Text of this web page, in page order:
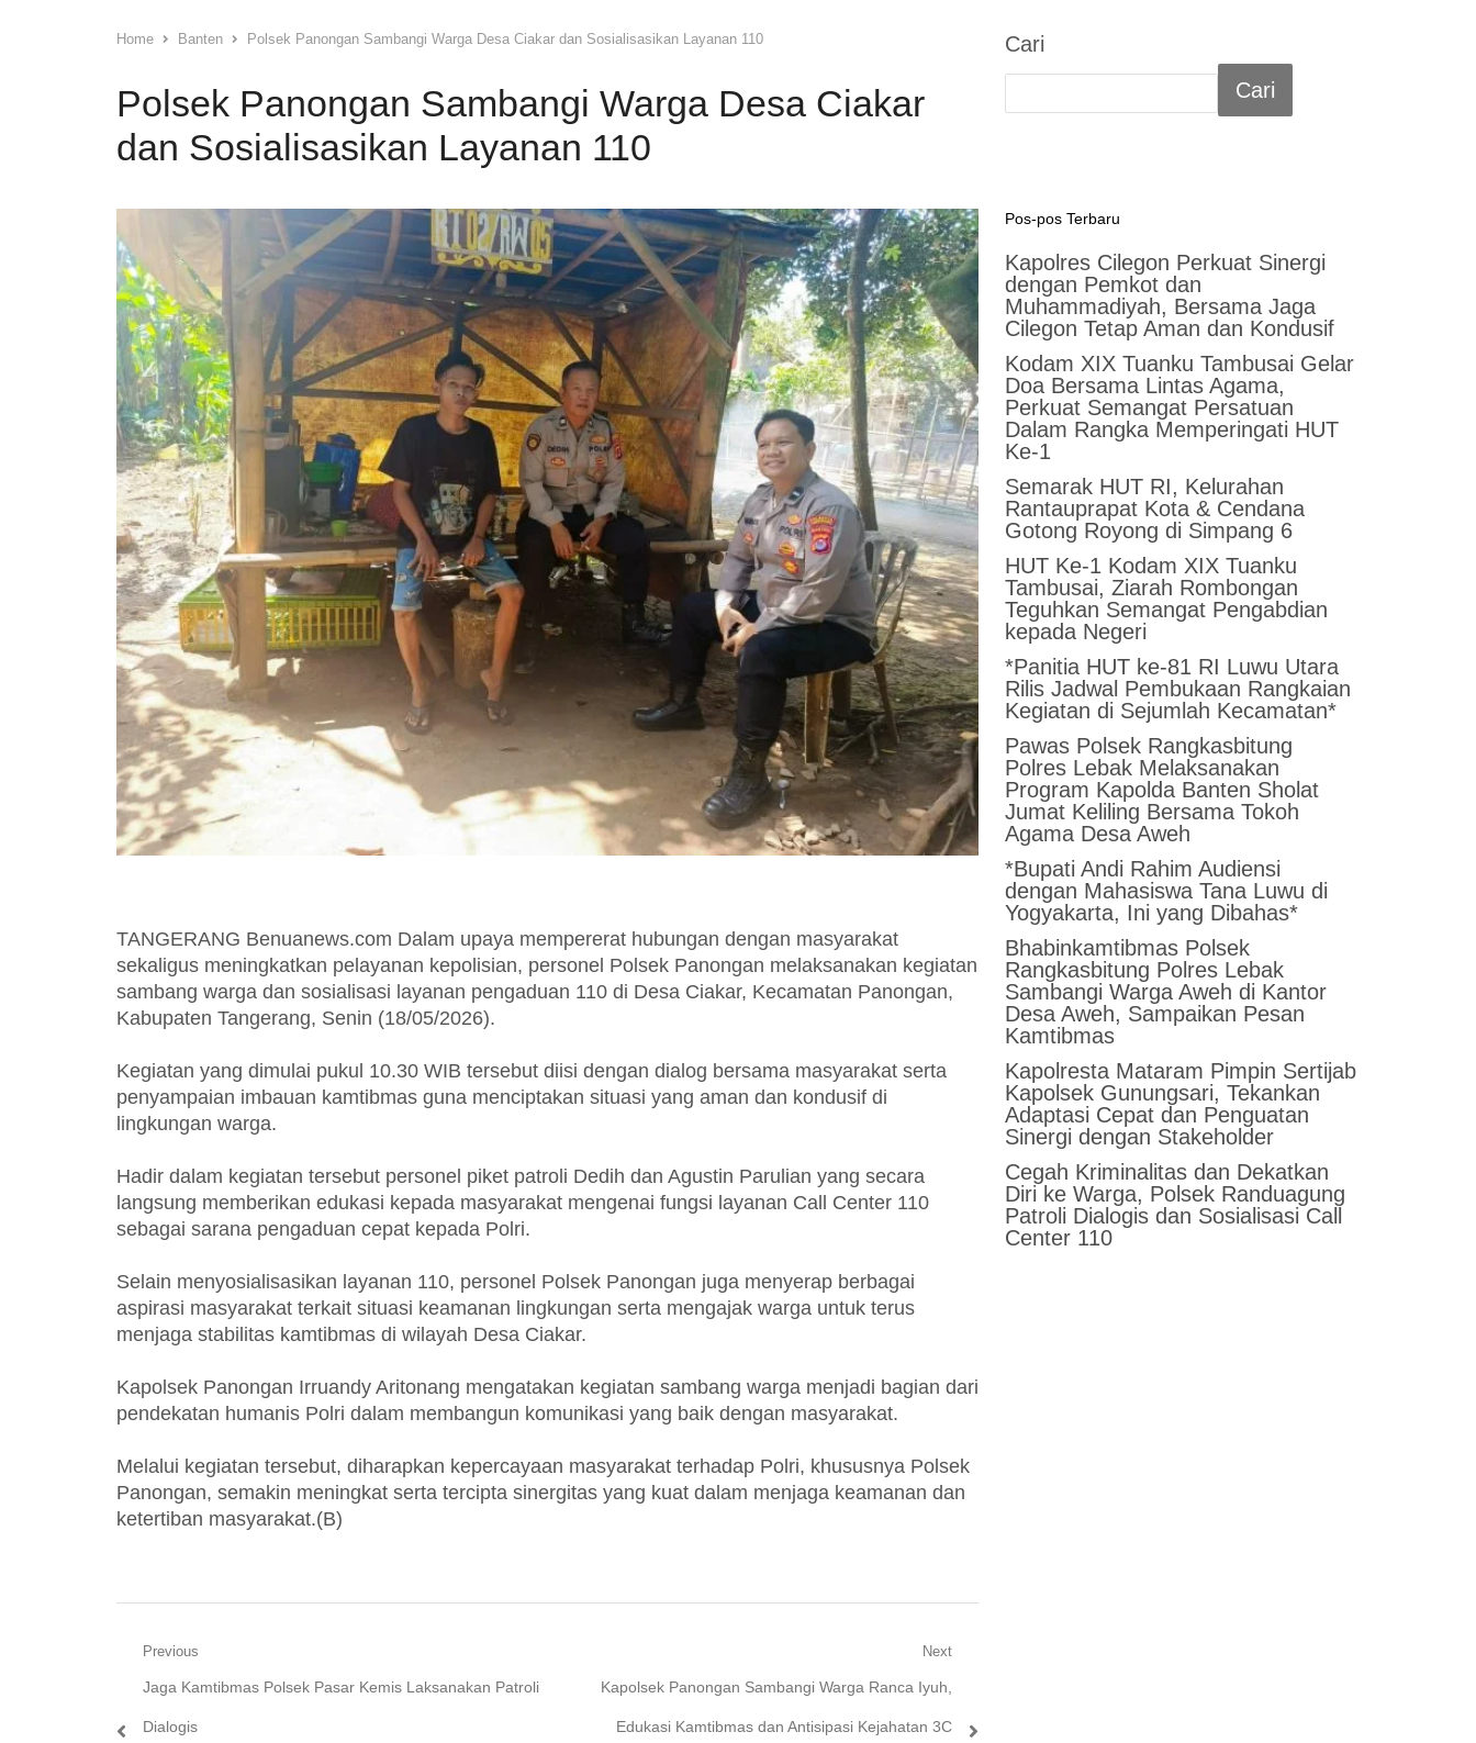
Home Banten Polsek Panongan Sambangi Warga Desa Ciakar dan Sosialisasikan Layanan 110
Polsek Panongan Sambangi Warga Desa Ciakar
dan Sosialisasikan Layanan 110
TANGERANG Benuanews.com Dalam upaya mempererat hubungan dengan masyarakat
sekaligus meningkatkan pelayanan kepolisian, personel Polsek Panongan melaksanakan kegiatan
sambang warga dan sosialisasi layanan pengaduan 110 di Desa Ciakar, Kecamatan Panongan,
Kabupaten Tangerang, Senin (18/05/2026).
Kegiatan yang dimulai pukul 10.30 WIB tersebut diisi dengan dialog bersama masyarakat serta
penyampaian imbauan kamtibmas guna menciptakan situasi yang aman dan kondusif di
lingkungan warga.
Hadir dalam kegiatan tersebut personel piket patroli Dedih dan Agustin Parulian yang secara
langsung memberikan edukasi kepada masyarakat mengenai fungsi layanan Call Center 110
sebagai sarana pengaduan cepat kepada Polri.
Selain menyosialisasikan layanan 110, personel Polsek Panongan juga menyerap berbagai
aspirasi masyarakat terkait situasi keamanan lingkungan serta mengajak warga untuk terus
menjaga stabilitas kamtibmas di wilayah Desa Ciakar.
Kapolsek Panongan Irruandy Aritonang mengatakan kegiatan sambang warga menjadi bagian dari
pendekatan humanis Polri dalam membangun komunikasi yang baik dengan masyarakat.
Melalui kegiatan tersebut, diharapkan kepercayaan masyarakat terhadap Polri, khususnya Polsek
Panongan, semakin meningkat serta tercipta sinergitas yang kuat dalam menjaga keamanan dan
ketertiban masyarakat.(B)
Navigasi
pos
Previous
Previous
post:
Jaga Kamtibmas Polsek Pasar Kemis Laksanakan Patroli
Dialogis
Next
Next
post:
Kapolsek Panongan Sambangi Warga Ranca Iyuh,
Edukasi Kamtibmas dan Antisipasi Kejahatan 3C
Cari
Cari
Pos-pos Terbaru
Kapolres Cilegon Perkuat Sinergi
dengan Pemkot dan
Muhammadiyah, Bersama Jaga
Cilegon Tetap Aman dan Kondusif
Kodam XIX Tuanku Tambusai Gelar
Doa Bersama Lintas Agama,
Perkuat Semangat Persatuan
Dalam Rangka Memperingati HUT
Ke-1
Semarak HUT RI, Kelurahan
Rantauprapat Kota & Cendana
Gotong Royong di Simpang 6
HUT Ke-1 Kodam XIX Tuanku
Tambusai, Ziarah Rombongan
Teguhkan Semangat Pengabdian
kepada Negeri
*Panitia HUT ke-81 RI Luwu Utara
Rilis Jadwal Pembukaan Rangkaian
Kegiatan di Sejumlah Kecamatan*
Pawas Polsek Rangkasbitung
Polres Lebak Melaksanakan
Program Kapolda Banten Sholat
Jumat Keliling Bersama Tokoh
Agama Desa Aweh
*Bupati Andi Rahim Audiensi
dengan Mahasiswa Tana Luwu di
Yogyakarta, Ini yang Dibahas*
Bhabinkamtibmas Polsek
Rangkasbitung Polres Lebak
Sambangi Warga Aweh di Kantor
Desa Aweh, Sampaikan Pesan
Kamtibmas
Kapolresta Mataram Pimpin Sertijab
Kapolsek Gunungsari, Tekankan
Adaptasi Cepat dan Penguatan
Sinergi dengan Stakeholder
Cegah Kriminalitas dan Dekatkan
Diri ke Warga, Polsek Randuagung
Patroli Dialogis dan Sosialisasi Call
Center 110